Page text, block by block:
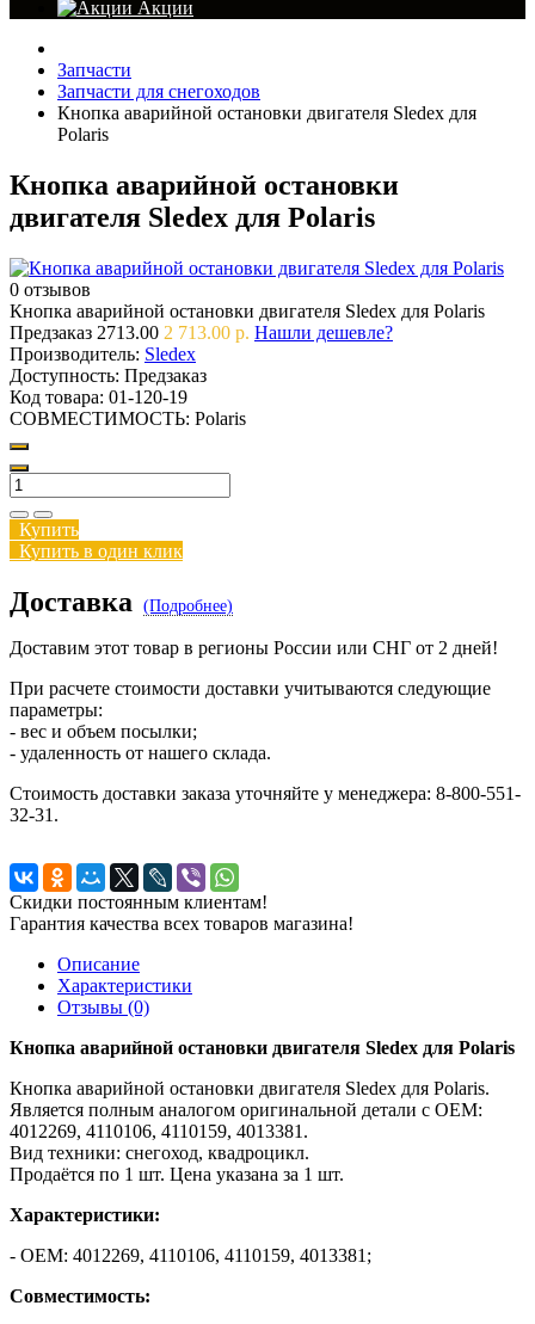
Акции
Запчасти
Запчасти для снегоходов
Кнопка аварийной остановки двигателя Sledex для
Polaris
Кнопка аварийной остановки
двигателя Sledex для Polaris
0 отзывов
Кнопка аварийной остановки двигателя Sledex для Polaris
Предзаказ 2713.00 2 713.00 р. Нашли дешевле?
Производитель: Sledex
Доступность: Предзаказ
Код товара: 01-120-19
СОВМЕСТИМОСТЬ: Polaris
Купить
Купить в один клик
Доставка (Подробнее)
Доставим этот товар в регионы России или СНГ от 2 дней!
При расчете стоимости доставки учитываются следующие
параметры:
- вес и объем посылки;
- удаленность от нашего склада.
Стоимость доставки заказа уточняйте у менеджера: 8-800-551-
32-31.
Скидки постоянным клиентам!
Гарантия качества всех товаров магазина!
Описание
Характеристики
Отзывы (0)
Кнопка аварийной остановки двигателя Sledex для Polaris
Кнопка аварийной остановки двигателя Sledex для Polaris.
Является полным аналогом оригинальной детали с ОЕМ:
4012269, 4110106, 4110159, 4013381.
Вид техники: снегоход, квадроцикл.
Продаётся по 1 шт. Цена указана за 1 шт.
Характеристики:
- ОЕМ: 4012269, 4110106, 4110159, 4013381;
Совместимость: